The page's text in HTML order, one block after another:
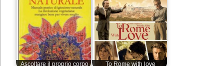
Ascoltare il proprio corpo To Rome with love